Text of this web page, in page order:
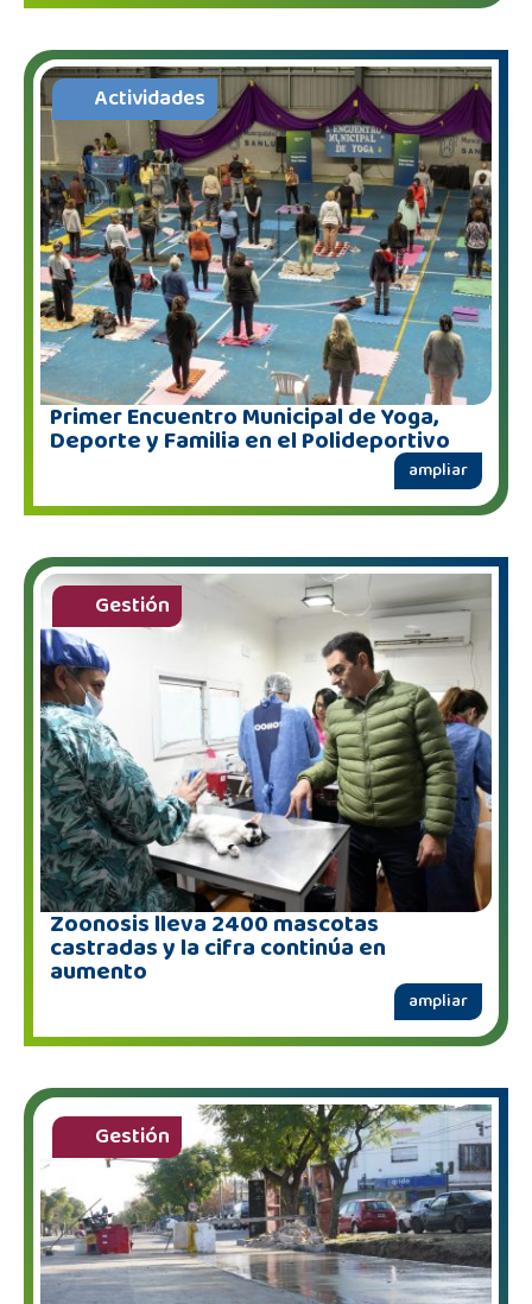
Actividades
Primer Encuentro Municipal de Yoga,
Deporte y Familia en el Polideportivo
ampliar
Gestión
Zoonosis lleva 2400 mascotas
castradas y la cifra continúa en
aumento
ampliar
Gestión